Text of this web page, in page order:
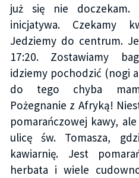
już się nie doczekam.
inicjatywa. Czekamy
Jedziemy do centrum.
17:20. Zostawiamy
idziemy pochodzić (nogi
do tego chyba
Pożegnanie z Afryką!
pomarańczowej kawy, ale
ulicę św. Tomasza,
kawiarnię. Jest
herbata i wiele